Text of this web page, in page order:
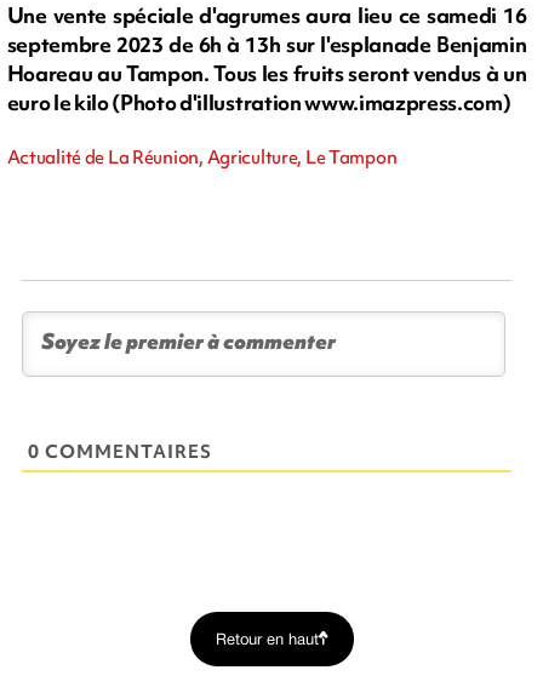
Une vente spéciale d'agrumes aura lieu ce samedi 16
septembre 2023 de 6h à 13h sur l'esplanade Benjamin
Hoareau au Tampon. Tous les fruits seront vendus à un
euro le kilo (Photo d'illustration www.imazpress.com)
Actualité de La Réunion, Agriculture, Le Tampon
0 COMMENTAIRES
Retour en haut